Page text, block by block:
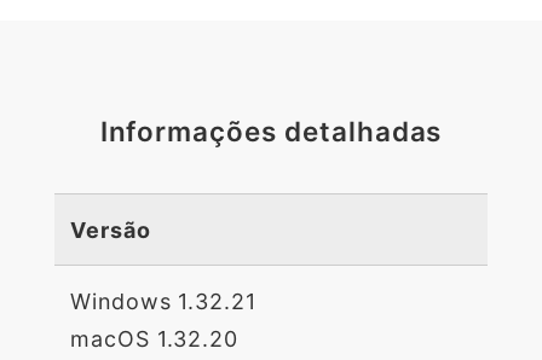
Informações detalhadas
Versão
Windows 1.32.21
macOS 1.32.20